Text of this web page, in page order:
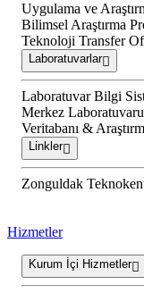
Uygulama ve
Bilimsel Araştırma
Teknoloji Transfer
Laboratuvarlar
Laboratuvar Bilgi
Merkez
Veritabanı &
Linkler
Zonguldak
Hizmetler
Kurum İçi Hizmetler